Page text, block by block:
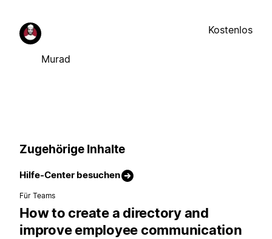
Murad
Kostenlos
Zugehörige Inhalte
Hilfe-Center besuchen
Für Teams
How to create a directory and
improve employee communication